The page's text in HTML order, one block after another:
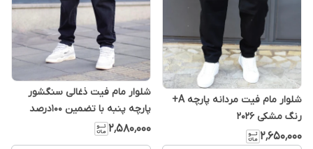
شلوار مام فیت مردانه پارچه A+
رنگ مشکی 2026
۲٬۶۵۰٬۰۰۰
شلوار مام فیت ذغالی سنگشور
پارچه پنبه با تضمین 100درصد
کیفیت
۲٬۵۸۰٬۰۰۰